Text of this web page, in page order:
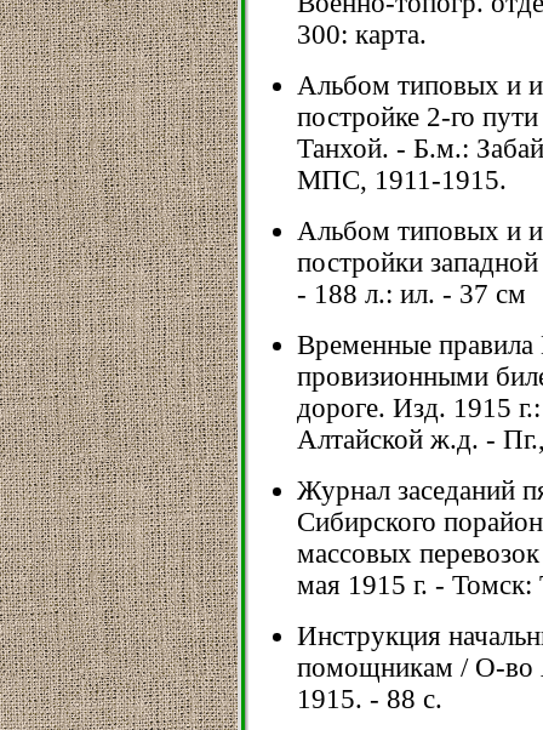
300: карта.
Альбом типовых и
постройке 2-го
Танхой. - Б.м.:
МПС, 1911-1915.
Альбом типовых и
постройки
- 188 л.: ил. - 37 см
Временные правила
провизионными
дороге. Изд. 1915
Алтайской ж.д. -
Журнал заседаний
Сибирского
массовых
мая 1915 г. -
Инструкция
помощникам / О-во
1915. - 88 с.